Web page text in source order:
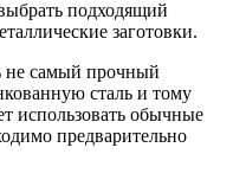
подходящий
заготовки.
не самый прочный
сталь и тому
использовать обычные
предварительно